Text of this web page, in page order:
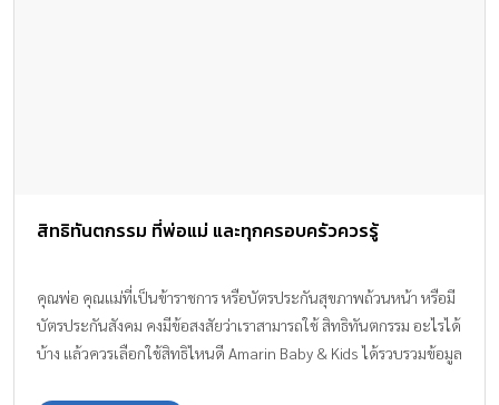
สิทธิทันตกรรม ที่พ่อแม่ และทุกครอบครัวควรรู้
คุณพ่อ คุณแม่ที่เป็นข้าราชการ หรือบัตรประกันสุขภาพถ้วนหน้า หรือมี
บัตรประกันสังคม คงมีข้อสงสัยว่าเราสามารถใช้ สิทธิทันตกรรม อะไรได้
บ้าง แล้วควรเลือกใช้สิทธิไหนดี Amarin Baby & Kids ได้รวบรวมข้อมูล